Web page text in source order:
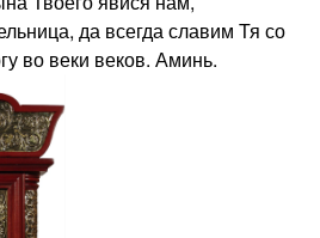
да всегда славим Тя со
во веки веков. Аминь.